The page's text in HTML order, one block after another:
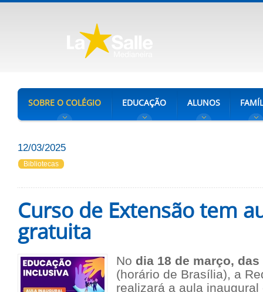
SOBRE O COLÉGIO EDUCAÇÃO ALUNOS
12/03/2025
Bibliotecas
Curso de Extensão tem
gratuita
No dia 18 de março, das
(horário de Brasília), a
realizará a aula inaugural